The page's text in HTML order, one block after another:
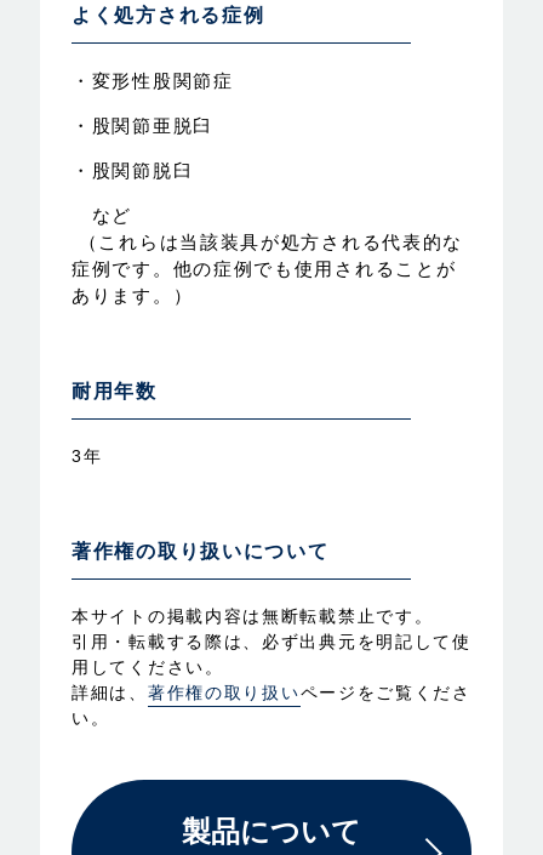
よく処方される症例
・変形性股関節症
・股関節亜脱臼
・股関節脱臼
など
（これらは当該装具が処方される代表的な
症例です。他の症例でも使用されることが
あります。）
耐用年数
3年
著作権の取り扱いについて
本サイトの掲載内容は無断転載禁止です。
引用・転載する際は、必ず出典元を明記して使
用してください。
詳細は、 著作権の取り扱いページをご覧くださ
い。
製品について